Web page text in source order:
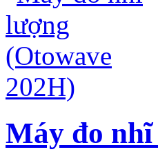
Máy đo